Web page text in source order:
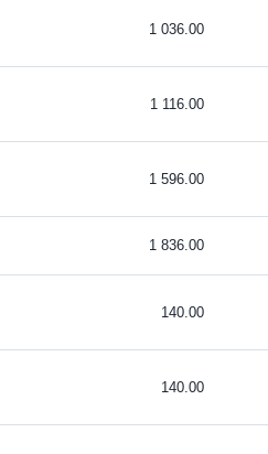
1 036.00
1 116.00
1 596.00
1 836.00
140.00
140.00